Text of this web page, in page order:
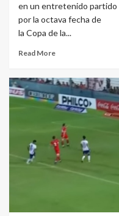
en un entretenido partido
por la octava fecha de
la Copa de la...
Read More